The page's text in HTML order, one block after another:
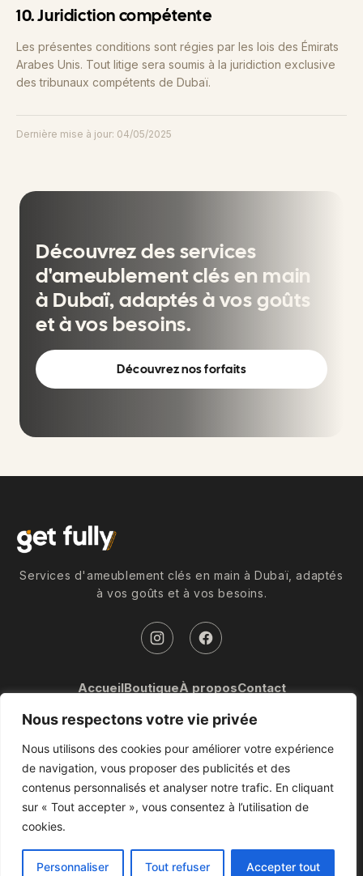
Nous respectons votre vie privée
Nous utilisons des cookies pour améliorer votre expérience
de navigation, vous proposer des publicités et des
contenus personnalisés et analyser notre trafic. En cliquant
sur « Tout accepter », vous consentez à l’utilisation de
cookies.
Personnaliser Tout refuser Accepter tout
10. Juridiction compétente
Les présentes conditions sont régies par les lois des Émirats
Arabes Unis. Tout litige sera soumis à la juridiction exclusive
des tribunaux compétents de Dubaï.
Dernière mise à jour: 04/05/2025
Découvrez des services
d'ameublement clés en main
à Dubaï, adaptés à vos goûts
et à vos besoins.
Découvrez nos forfaits
Services d'ameublement clés en main à Dubaï, adaptés
à vos goûts et à vos besoins.
AccueilBoutiqueÀ proposContact
+971 50 727 6590 contact@getfully.ae
© 2026 get fully. Tous droits réservés.
Conditions de venteConditions d'utilisation
Gérer les cookies